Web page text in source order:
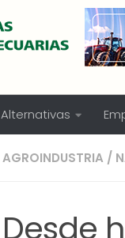
Alternativas
AGROINDUSTRIA /
Desde